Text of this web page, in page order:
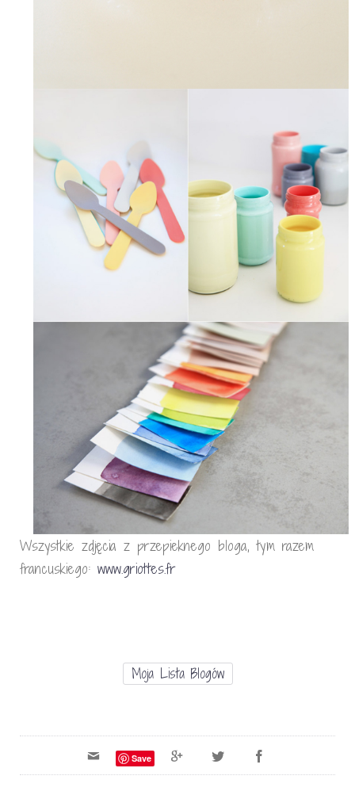
Wszystkie zdjęcia z przepieknego bloga, tym razem
francuskiego: www.griottes.fr
Moja Lista Blogów
Save